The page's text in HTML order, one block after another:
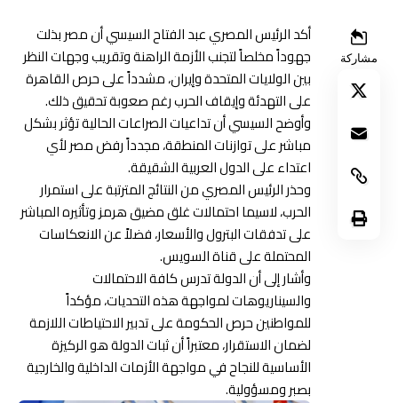
مشاركة
أكد الرئيس المصري عبد الفتاح السيسي أن مصر بذلت
جهوداً مخلصاً لتجنب الأزمة الراهنة وتقريب وجهات النظر
بين الولايات المتحدة وإيران، مشدداً على حرص القاهرة
على التهدئة وإيقاف الحرب رغم صعوبة تحقيق ذلك.
وأوضح السيسي أن تداعيات الصراعات الحالية تؤثر بشكل
مباشر على توازنات المنطقة، مجدداً رفض مصر لأي
اعتداء على الدول العربية الشقيقة.
وحذر الرئيس المصري من النتائج المترتبة على استمرار
الحرب، لاسيما احتمالات غلق مضيق هرمز وتأثيره المباشر
على تدفقات البترول والأسعار، فضلاً عن الانعكاسات
المحتملة على قناة السويس.
وأشار إلى أن الدولة تدرس كافة الاحتمالات
والسيناريوهات لمواجهة هذه التحديات، مؤكداً
للمواطنين حرص الحكومة على تدبير الاحتياطات اللازمة
لضمان الاستقرار، معتبراً أن ثبات الدولة هو الركيزة
الأساسية للنجاح في مواجهة الأزمات الداخلية والخارجية
بصبر ومسؤولية.